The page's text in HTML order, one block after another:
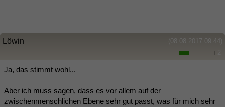
(08.08.2017 09:44)
Löwin
Ja, das stimmt wohl...
Aber ich muss sagen, dass es vor allem auf der
zwischenmenschlichen Ebene sehr gut passt, was für mich sehr